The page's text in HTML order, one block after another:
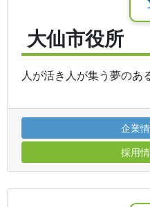
大仙市役所
人が活き人が集う夢のあ
企業
採用